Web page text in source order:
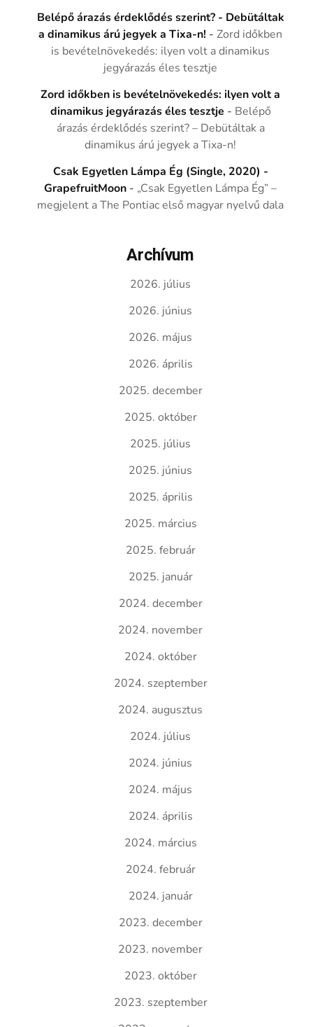
Belépő árazás érdeklődés szerint? - Debütáltak
a dinamikus árú jegyek a Tixa-n! -Zord időkben
is bevételnövekedés: ilyen volt a dinamikus
jegyárazás éles tesztje
Zord időkben is bevételnövekedés: ilyen volt a
dinamikus jegyárazás éles tesztje - Belépő
árazás érdeklődés szerint? – Debütáltak a
dinamikus árú jegyek a Tixa-n!
Csak Egyetlen Lámpa Ég (Single, 2020) -
GrapefruitMoon - „Csak Egyetlen Lámpa Ég” –
megjelent a The Pontiac első magyar nyelvű dala
Archívum
2026. július
2026. június
2026. május
2026. április
2025. december
2025. október
2025. július
2025. június
2025. április
2025. március
2025. február
2025. január
2024. december
2024. november
2024. október
2024. szeptember
2024. augusztus
2024. július
2024. június
2024. május
2024. április
2024. március
2024. február
2024. január
2023. december
2023. november
2023. október
2023. szeptember